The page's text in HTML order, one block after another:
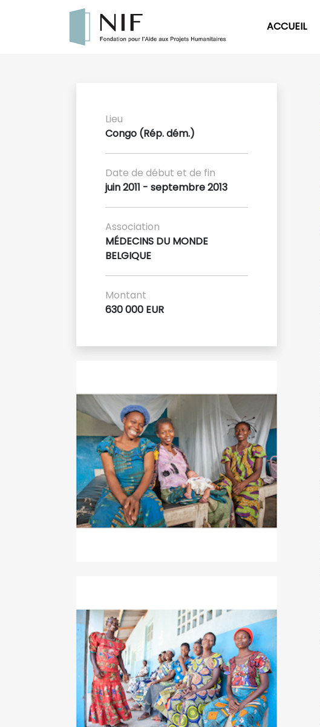
ACCUEIL
Lieu
Congo (Rép. dém.)
Date de début et de fin
juin 2011 - septembre 2013
Association
MÉDECINS DU MONDE
BELGIQUE
Montant
630 000 EUR